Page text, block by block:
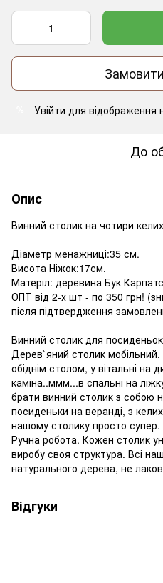
Увійти для відображення
До
Опис
Винний столик на чотири
Діаметр менажниці:35 см.
Висота Ніжок:17см.
Матеріл: деревина Бук
ОПТ від 2-х шт - по 350 грн!
після підтвердження
Винний столик для
Дерев`яний столик
обіднім столом, у вітальні на
каміна..ммм...в спальні на
брати винний столик з собою
посиденьки на веранді, з
нашому столику просто супер.
Ручна робота. Кожен столик
виробу своя структура. Всі
натурального дерева, не
Відгуки